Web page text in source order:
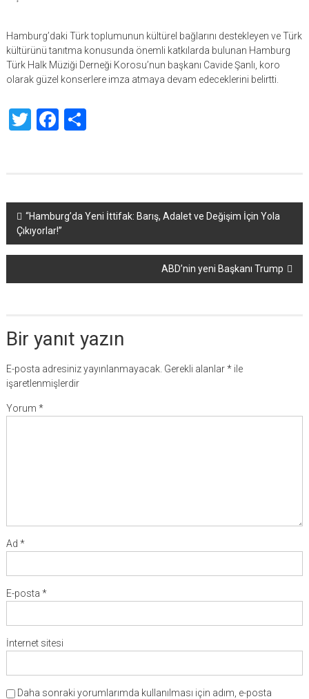
Hamburg’daki Türk toplumunun kültürel bağlarını destekleyen ve Türk
kültürünü tanıtma konusunda önemli katkılarda bulunan Hamburg
Türk Halk Müziği Derneği Korosu’nun başkanı Cavide Şanlı, koro
olarak güzel konserlere imza atmaya devam edeceklerini belirtti.
TwitterFacebook
Share
Yazı
dolaşımı
“Hamburg’da Yeni İttifak: Barış, Adalet ve Değişim İçin Yola
Çıkıyorlar!”
ABD’nin yeni Başkanı Trump
Bir yanıt yazın
E-posta adresiniz yayınlanmayacak. Gerekli alanlar*ile
işaretlenmişlerdir
Yorum *
Ad *
E-posta *
İnternet sitesi
Daha sonraki yorumlarımda kullanılması için adım, e-posta